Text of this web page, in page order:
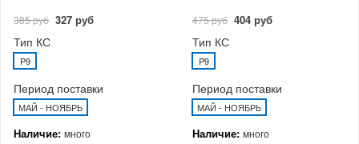
385 руб 327 руб
Тип КС
P9
Период поставки
МАЙ - НОЯБРЬ
Наличие: много
475 руб 404 руб
Тип КС
P9
Период поставки
МАЙ - НОЯБРЬ
Наличие: много